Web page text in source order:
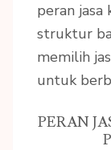
peran jasa
struktur
memilih
untuk
PERAN